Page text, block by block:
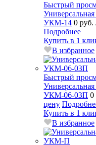
Быстрый
УКМ-14 0 руб.
Подробнее
Купить в 1
В избранное
Быстрый
УКМ-06-03П 0
цену
Купить в 1
В избранное